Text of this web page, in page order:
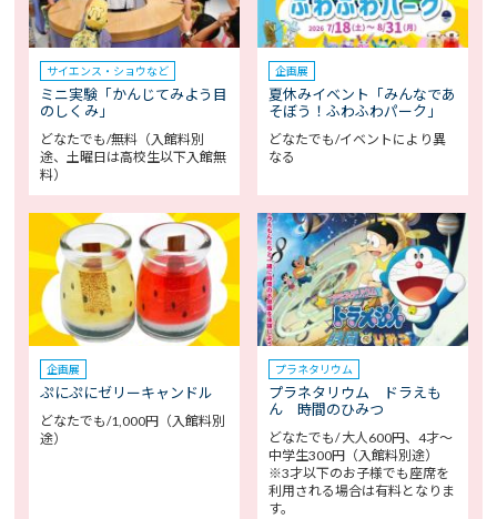
サイエンス・ショウなど
ミニ実験「かんじてみよう目
のしくみ」
どなたでも/無料（入館料別
途、土曜日は高校生以下入館無
料）
企画展
夏休みイベント「みんなであ
そぼう！ふわふわパーク」
どなたでも/イベントにより異
なる
企画展
ぷにぷにゼリーキャンドル
どなたでも/1,000円（入館料別
途）
プラネタリウム
プラネタリウム ドラえも
ん 時間のひみつ
どなたでも/ 大人600円、4才～
中学生300円（入館料別途）
※3才以下のお子様でも座席を
利用される場合は有料となりま
す。